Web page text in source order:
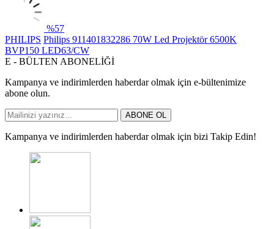
%57
PHILIPS Philips 911401832286 70W Led Projektör 6500K
BVP150 LED63/CW
E - BÜLTEN ABONELİĞİ
Kampanya ve indirimlerden haberdar olmak için e-bültenimize
abone olun.
ABONE OL
Kampanya ve indirimlerden haberdar olmak için bizi Takip Edin!